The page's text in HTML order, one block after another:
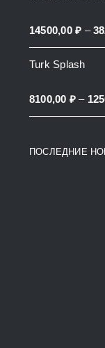
14500,00₽ –
Turk Splash
8100,00 ₽ –
ПОСЛЕДНИЕ